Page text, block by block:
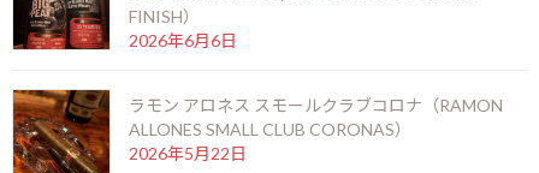
o
k
g
k
前の記事
FINISH）
2026年6月6日
ラモン アロネス スモールクラブコロナ（RAMON
ALLONES SMALL CLUB CORONAS）
2026年5月22日